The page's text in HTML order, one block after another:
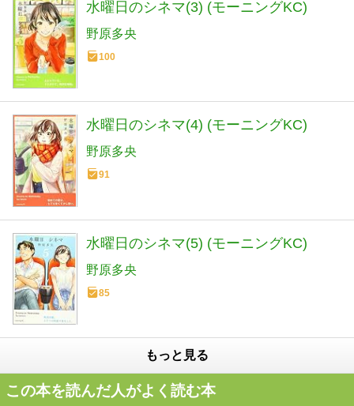
水曜日のシネマ(3) (モーニングKC)
野原多央
100
水曜日のシネマ(4) (モーニングKC)
野原多央
91
水曜日のシネマ(5) (モーニングKC)
野原多央
85
もっと見る
この本を読んだ人がよく読む本